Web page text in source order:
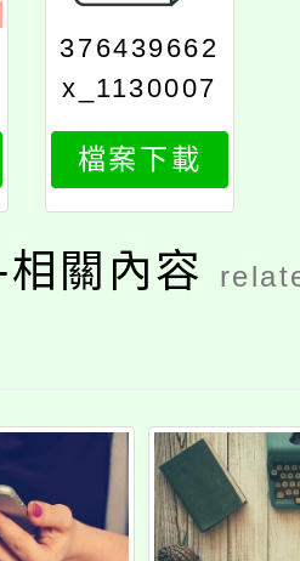
376439662
x_1130007
718_attach
3
檔案下載
關內容